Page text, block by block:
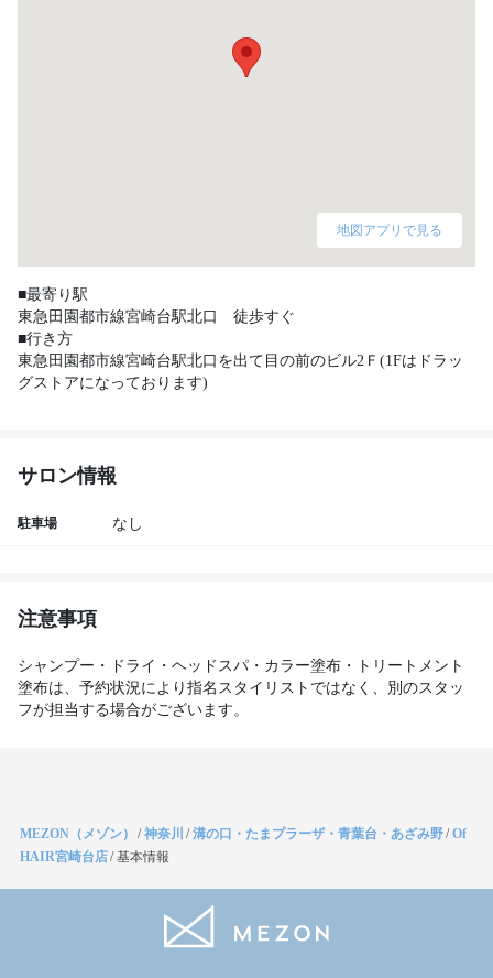
地図アプリで見る
■最寄り駅
東急田園都市線宮崎台駅北口　徒歩すぐ
■行き方
東急田園都市線宮崎台駅北口を出て目の前のビル2Ｆ(1Fはドラッ
サロン情報
駐車場 なし
注意事項
シャンプー・ドライ・ヘッドスパ・カラー塗布・トリートメント
塗布は、予約状況により指名スタイリストではなく、別のスタッ
フが担当する場合がございます。
MEZON（メゾン） /神奈川 /溝の口・たまプラーザ・青葉台・あざみ野/Of
HAIR宮崎台店/基本情報